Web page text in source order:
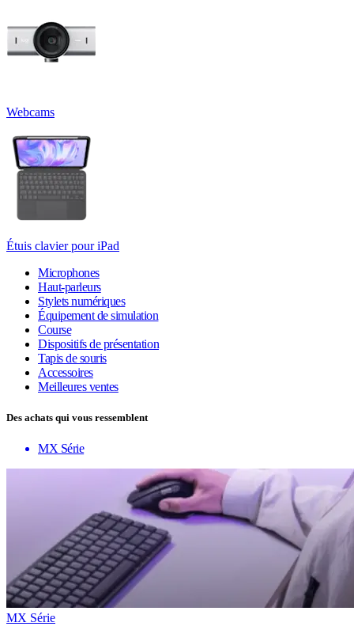
Webcams
Étuis clavier pour iPad
Microphones
Haut-parleurs
Stylets numériques
Équipement de simulation
Course
Dispositifs de présentation
Tapis de souris
Accessoires
Meilleures ventes
Des achats qui vous ressemblent
MX Série
MX Série